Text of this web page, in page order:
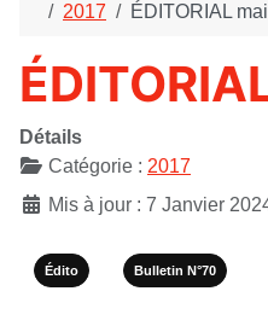
2017
ÉDITORIAL
Détails
Catégorie : 2017
Mis à jour : 7 Janvier
Édito Bulletin N°70